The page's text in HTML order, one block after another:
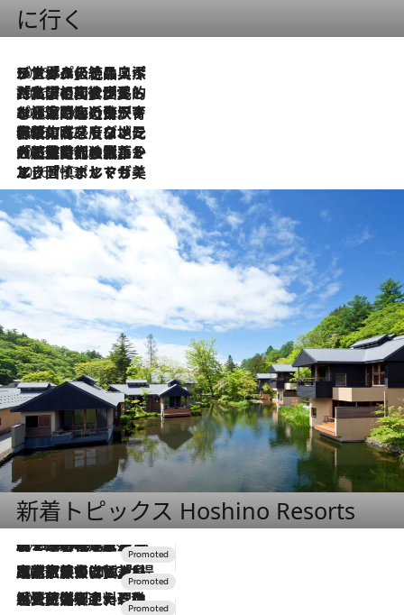
に行く
2026.8.8
リスボンの絶品スイーツ「パステル・デ・ナタ」とは？ポルトガル伝統の奥深い世界へ
2026.7.27
「私の祖国はポルトガル語です」国民的詩人フェルナンド・ペソアと、彼が愛した文学の街を歩く
2026.7.26
ポルトガル近海が育む極上の海の幸。キリリと冷えた白ワインと愉しむ、シーフード専門店の贅沢
2026.7.22
伝統の味をモダンに昇華。高感度な地元客が集う、リスボンの最旬ガストロノミー
2026.7.21
大航海時代の栄華から、震災、独裁、そして革命へ。ポルトガル・首都リスボンの石畳に刻まれた「歴史の光と影」
2026.7.13
エッセイ・ヤマザキマリ「慎ましくも美しき国 ポルトガル」
新着トピックス Hoshino Resorts
2026.8.7
【トンボの足水浴】ヒノキの香りに包まれて涼感マックス！約13℃の湧水かけ流しを避暑地「星野温泉 トンボの湯」で体験
2026.7.31
【ホテル帰省】という選択肢をOMOが提案。家族とほどよい距離を保つには「昼は実家、夜は気兼ねなくホテルで！」
2026.7.24
【夏限定ディナーコース】旬を迎える稚鮎や花ズッキーニなどをイタリア・トスカーナの郷土料理の手法で満喫！